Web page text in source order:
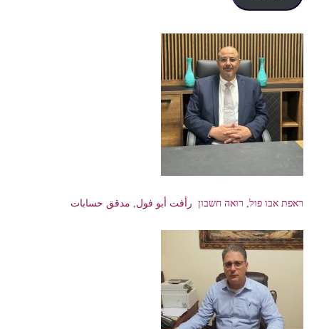
ראפת אבו פול, רואה חשבון رأفت أبو فول, مدقق حسابات